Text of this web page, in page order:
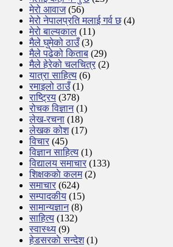
मेरो आवाज(56)
मेरो नेपालप्रति मलाई गर्व छ(4)
मेरो बाल्यकाल (11)
मैले घुमेको ठाउँ(3)
मैले पढेको किताब (29)
मैले हेरेको चलचित्र (2)
यात्रा साहित्य (6)
रमाइलो ठाउँ(1)
राष्ट्रिय (378)
रोचक विज्ञान(1)
लेख-रचना (18)
लेखक कोश(17)
विचार (45)
विज्ञान साहित्य (1)
विद्यालय समाचार (133)
शिक्षककाे कलम(2)
समाचार (624)
सम्पादकीय (15)
सामान्यज्ञान(8)
साहित्य (132)
स्वास्थ्य (9)
हेडसरकाे सन्देश(1)